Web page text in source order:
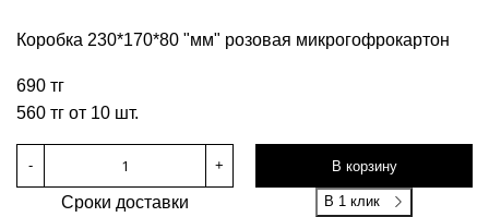
Коробка 230*170*80 "мм" розовая микрогофрокартон
690 тг
560 тг от 10 шт.
- + В корзину
Сроки доставки В 1 клик